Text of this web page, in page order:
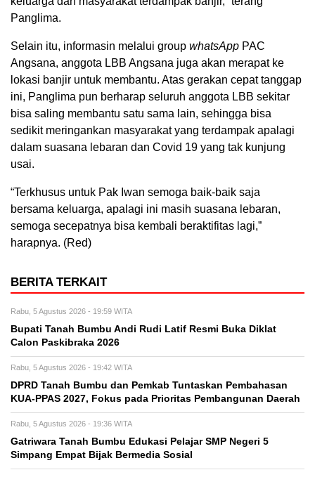
Panglima.
Selain itu, informasin melalui group whatsApp PAC
Angsana, anggota LBB Angsana juga akan merapat ke
lokasi banjir untuk membantu. Atas gerakan cepat tanggap
ini, Panglima pun berharap seluruh anggota LBB sekitar
bisa saling membantu satu sama lain, sehingga bisa
sedikit meringankan masyarakat yang terdampak apalagi
dalam suasana lebaran dan Covid 19 yang tak kunjung
usai.
“Terkhusus untuk Pak Iwan semoga baik-baik saja
bersama keluarga, apalagi ini masih suasana lebaran,
semoga secepatnya bisa kembali beraktifitas lagi,”
harapnya. (Red)
BERITA TERKAIT
Rabu, 5 Agustus 2026 - 19:59 WITA
Bupati Tanah Bumbu Andi Rudi Latif Resmi Buka Diklat
Calon Paskibraka 2026
Rabu, 5 Agustus 2026 - 19:42 WITA
DPRD Tanah Bumbu dan Pemkab Tuntaskan Pembahasan
KUA-PPAS 2027, Fokus pada Prioritas Pembangunan Daerah
Rabu, 5 Agustus 2026 - 19:36 WITA
Gatriwara Tanah Bumbu Edukasi Pelajar SMP Negeri 5
Simpang Empat Bijak Bermedia Sosial